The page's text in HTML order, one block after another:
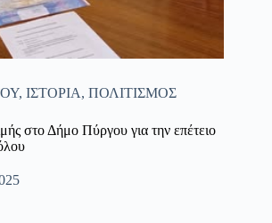
, ΙΣΤΟΡΙΑ, ΠΟΛΙΤΙΣΜΟΣ
στο Δήμο Πύργου για την επέτειο